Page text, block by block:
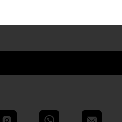
Instagram WhatsApp E-Mail